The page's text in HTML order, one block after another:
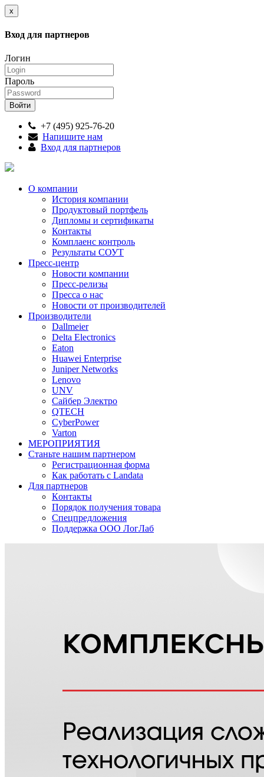
x
Вход для партнеров
Логин
Пароль
+7 (495) 925-76-20
Напишите нам
Вход для партнеров
О компании
История компании
Продуктовый портфель
Дипломы и сертификаты
Контакты
Комплаенс контроль
Результаты СОУТ
Пресс-центр
Новости компании
Пресс-релизы
Пресса о нас
Новости от производителей
Производители
Dallmeier
Delta Electronics
Eaton
Huawei Enterprise
Juniper Networks
Lenovo
UNV
Сайбер Электро
QTECH
CyberPower
Varton
МЕРОПРИЯТИЯ
Станьте нашим партнером
Регистрационная форма
Как работать с Landata
Для партнеров
Кoнтaкты
Порядок получения товара
Спецпредложения
Поддержка ООО ЛогЛаб